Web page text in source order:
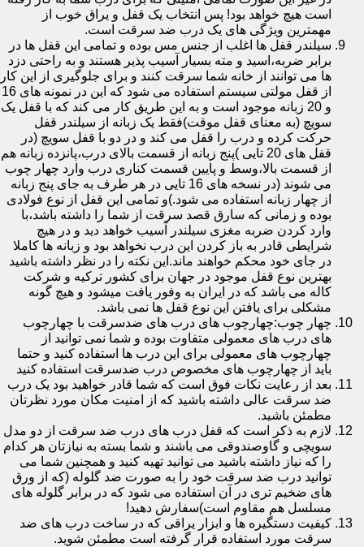
است هیچ خواهد بود! پس انتخاب یک قفل و یراق خوب از
مهمترین ویژگی های یک درب ضد سرقت است.
سیلندر قفل ها اغلب از جنس مس بوده و تمامی این قفل ها در
برابر ضربه،اسید و مته بسیار آسیب پذیر هستند و به راحتی دزد
ها می توانند از خانه شما سرقت کنند و برای جلوگیری از این کار
از قفل مولتی سیستم استفاده می شود که این در نمونه های 16
و 20 زبانه موجود است و به این طریق کار می کند که با قفل یک
سویچ (به معنای قفل موقت)فقط یک زبانه از سیلندر قفل
حرکت کرده و درب را قفل می کند و در دو با قفل سویچ (در
قفل های 20 تایی )پنج زبانه از قسمت بالای درب،پانزده زبانه هم
از قسمت بالا،وسط و پایین قسمت کناری درب وارد چهار چوب
می شوند (در نسخه های 16 تایی در هر طرف به جای پنج زبانه
از چهار زبانه استفاده می شود.)و تمامی این قفل از نوع فولادی
بوده و زمانی که سارق قصد سرقت از شما را داشته باشد،با
وارد کردن ضربه مغزی سیلندر آسیب خواهد دید و در هیچ
شرایطی قادر به باز کردن این درب نخواهد بود و زبانه ها کاملا
در جای خود محکم خواهند ماند.این نکته را در نظر داشته باشید
بهترین نوع قفل موجود در جهان برای کشور ترکیه و شرکت
کاله می باشد که در ایران به وفور یافت میشود و هیچ گونه
مشکلی برای یافتن این نوع قفل ها نمی باشد.
چهار چوب:چهارچوب های درب های ضدسرقت با چهارچوب
های درب های معمولی متفاوت بوده و شما نمی توانید از
چهارچوب های معمولی برای این درب ها استفاده کنید و حتما
باید از چهارچوب های مخصوص درب ضدسرقت استفاده کنید
بعد از رعایت نکات فوق است که شما قادر خواهید بود یک درب
ضد سرقت عالی داشته باشید که از امنیت مکان مورد نظرتان
مطمئن باشید.
لازم به ذکر است که قفل درب های درب ضد سرقت از دو مدل
سویچی و گاوصندوقی می باشند و شما بسته به نیازتان هر کدام
را که نیاز داشته باشید می توانید تهیه کنید و همچنین شما می
توانید درب ضد سرقت خود را به صورت ضد گلوله (که از ورق
های ضخیم تری در آن استفاده می شود که در برابر گلوله های
مسلسل هم مقاوم است)سفارش دهید!
کیفیت دستگیره ها و ابزار یراقی که در ساخت درب های ضد
سرقت مورد استفاده قرار گرفته است مطمئن شوید.